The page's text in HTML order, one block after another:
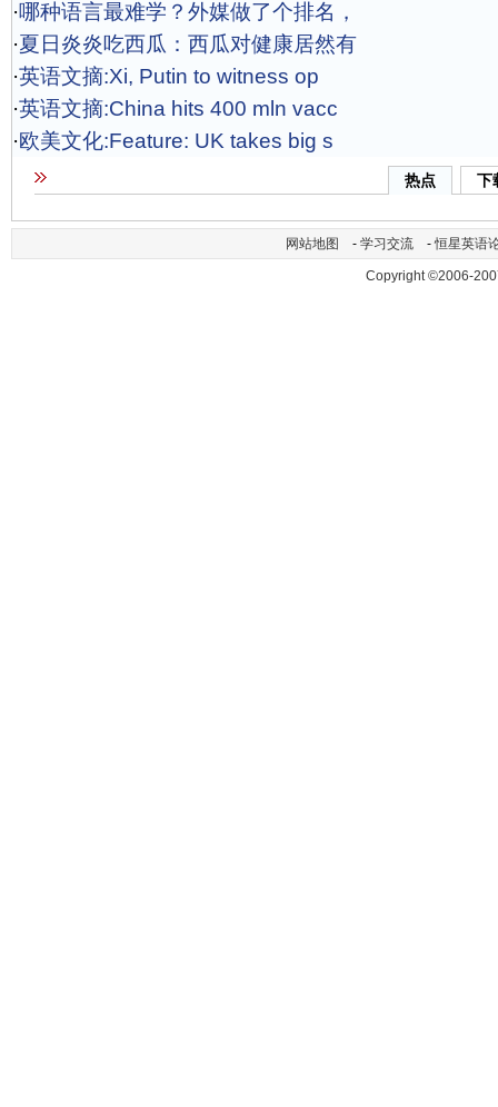
·哪种语言最难学？外媒做了个排名，
·夏日炎炎吃西瓜：西瓜对健康居然有
·英语文摘:Xi, Putin to witness op
·英语文摘:China hits 400 mln vacc
·欧美文化:Feature: UK takes big s
热点 下
网站地图 - 学习交流 -恒星英语
Copyright ©2006-